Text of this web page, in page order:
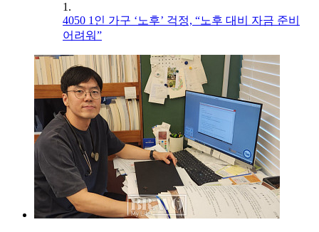
1.
4050 1인 가구 ‘노후’ 걱정, “노후 대비 자금 준비
어려워”